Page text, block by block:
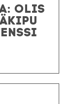
OLIS